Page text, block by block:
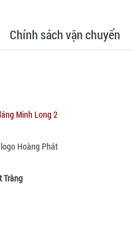
Chính sách vận chuyển
Minh Long 2
Hoàng Phát
Tràng